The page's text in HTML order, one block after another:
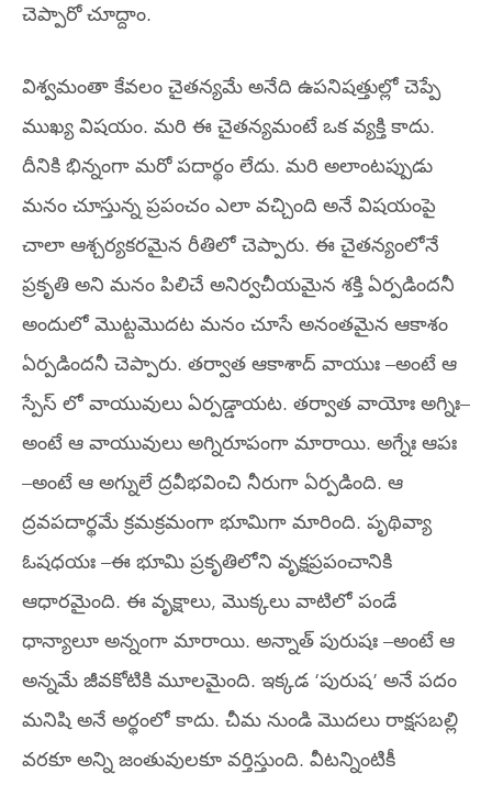
చెప్పారో చూద్దాం.
విశ్వమంతా కేవలం చైతన్యమే అనేది ఉపనిషత్తుల్లో చెప్పే
ముఖ్య విషయం. మరి ఈ చైతన్యమంటే ఒక వ్యక్తి కాదు.
దీనికి భిన్నంగా మరో పదార్థం లేదు. మరి అలాంటప్పుడు
మనం చూస్తున్న ప్రపంచం ఎలా వచ్చింది అనే విషయంపై
చాలా ఆశ్చర్యకరమైన రీతిలో చెప్పారు. ఈ చైతన్యంలోనే
ప్రకృతి అని మనం పిలిచే అనిర్వచీయమైన శక్తి ఏర్పడిందనీ
అందులో మొట్టమొదట మనం చూసే అనంతమైన ఆకాశం
ఏర్పడిందనీ చెప్పారు. తర్వాత ఆకాశాద్ వాయుః –అంటే ఆ
స్పేస్ లో వాయువులు ఏర్పడ్డాయట. తర్వాత వాయోః అగ్నిః–
అంటే ఆ వాయువులు అగ్నిరూపంగా మారాయి. అగ్నేః ఆపః
–అంటే ఆ అగ్నులే ద్రవీభవించి నీరుగా ఏర్పడింది. ఆ
ద్రవపదార్థమే క్రమక్రమంగా భూమిగా మారింది. పృథివ్యా
ఓషధయః –ఈ భూమి ప్రకృతిలోని వృక్షప్రపంచానికి
ఆధారమైంది. ఈ వృక్షాలు, మొక్కలు వాటిలో పండే
ధాన్యాలూ అన్నంగా మారాయి. అన్నాత్ పురుషః –అంటే ఆ
అన్నమే జీవకోటికి మూలమైంది. ఇక్కడ ‘పురుష’ అనే పదం
మనిషి అనే అర్థంలో కాదు. చీమ నుండి మొదలు రాక్షసబల్లి
వరకూ అన్ని జంతువులకూ వర్తిస్తుంది. వీటన్నింటికీ